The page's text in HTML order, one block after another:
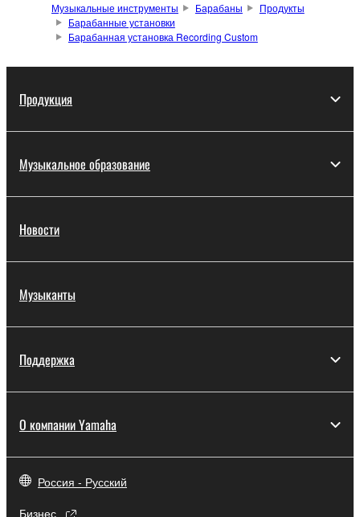
Музыкальные инструменты Барабаны
Продукты
Барабанные установки
Барабанная установка Recording Custom
Продукция
Музыкальное образование
Новости
Музыканты
Поддержка
О компании Yamaha
Россия - Русский
Бизнес